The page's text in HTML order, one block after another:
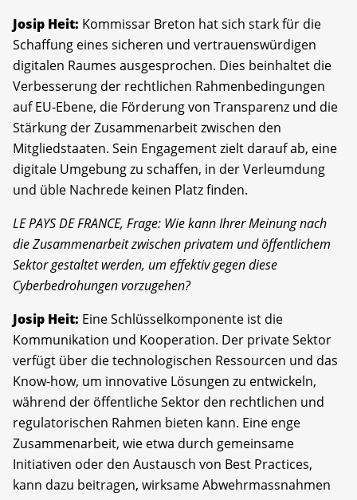
Josip Heit: Kommissar Breton hat sich stark für die
Schaffung eines sicheren und vertrauenswürdigen
digitalen Raumes ausgesprochen. Dies beinhaltet die
Verbesserung der rechtlichen Rahmenbedingungen
auf EU-Ebene, die Förderung von Transparenz und die
Stärkung der Zusammenarbeit zwischen den
Mitgliedstaaten. Sein Engagement zielt darauf ab, eine
digitale Umgebung zu schaffen, in der Verleumdung
und üble Nachrede keinen Platz finden.
LE PAYS DE FRANCE, Frage: Wie kann Ihrer Meinung nach
die Zusammenarbeit zwischen privatem und öffentlichem
Sektor gestaltet werden, um effektiv gegen diese
Cyberbedrohungen vorzugehen?
Josip Heit: Eine Schlüsselkomponente ist die
Kommunikation und Kooperation. Der private Sektor
verfügt über die technologischen Ressourcen und das
Know-how, um innovative Lösungen zu entwickeln,
während der öffentliche Sektor den rechtlichen und
regulatorischen Rahmen bieten kann. Eine enge
Zusammenarbeit, wie etwa durch gemeinsame
Initiativen oder den Austausch von Best Practices,
kann dazu beitragen, wirksame Abwehrmassnahmen